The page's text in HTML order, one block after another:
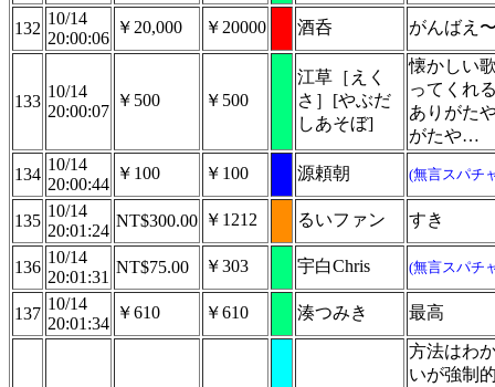
132
10/14
20:00:06
￥20,000 ￥20000 酒呑 がんばえ
133
10/14
20:00:07
￥500 ￥500
江草［えく
さ］[やぶだ
しあそぼ]
懐かしい
ってくれ
ありがた
がたや…
134
10/14
20:00:44
￥100 ￥100 源頼朝 (無言スパチ
135
10/14
20:01:24
NT$300.00 ￥1212 るいファン すき
136
10/14
20:01:31
NT$75.00 ￥303 宇白Chris (無言スパチ
137
10/14
20:01:34
￥610 ￥610 湊つみき 最高
方法はわ
いが強制